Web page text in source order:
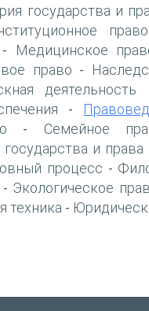
государства и
право
Медицинское
право -
деятельность
-
- Семейное
государства и права
процесс -
- Экологическое
техника -